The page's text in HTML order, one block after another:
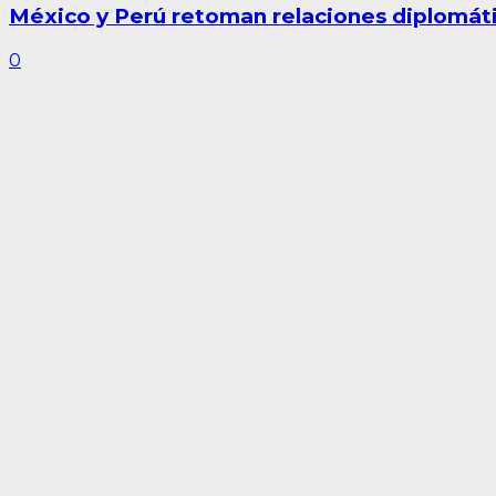
México y Perú retoman relaciones
0